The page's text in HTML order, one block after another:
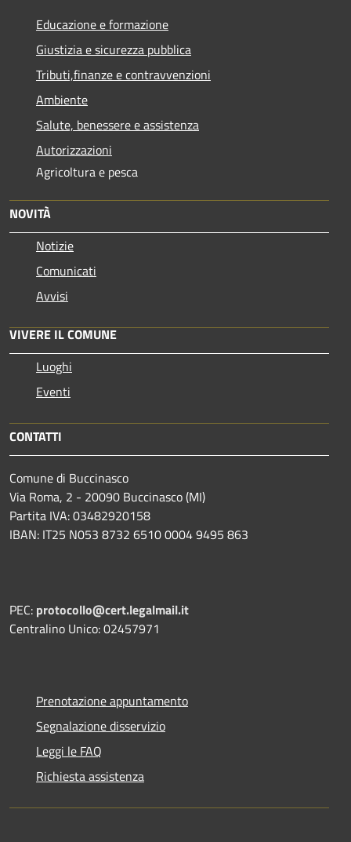
Educazione e formazione
Giustizia e sicurezza pubblica
Tributi,finanze e contravvenzioni
Ambiente
Salute, benessere e assistenza
Autorizzazioni
Agricoltura e pesca
NOVITÀ
Notizie
Comunicati
Avvisi
VIVERE IL COMUNE
Luoghi
Eventi
CONTATTI
Comune di Buccinasco
Via Roma, 2 - 20090 Buccinasco (MI)
Partita IVA: 03482920158
IBAN: IT25 N053 8732 6510 0004 9495 863
PEC: protocollo@cert.legalmail.it
Centralino Unico: 02457971
Prenotazione appuntamento
Segnalazione disservizio
Leggi le FAQ
Richiesta assistenza